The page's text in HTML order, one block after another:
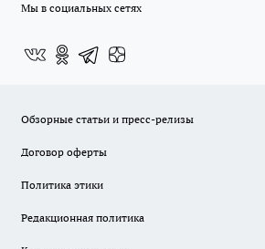
Мы в социальных сетях
Обзорные статьи и пресс-релизы
Договор оферты
Политика этики
Редакционная политика